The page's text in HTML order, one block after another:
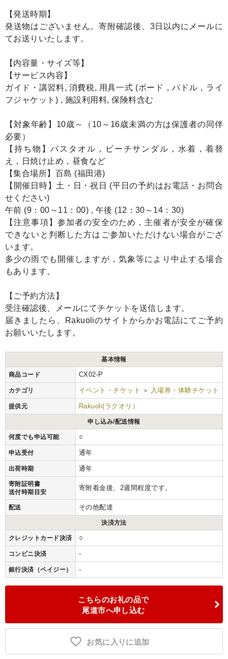
【発送時期】
発送物はございません。寄附確認後、3日以内にメールに
てお送りいたします。
【内容量・サイズ等】
【サービス内容】
ガイド・講習料, 消費税, 用具一式 (ボード，パドル，ライ
フジャケット) , 施設利用料, 保険料含む
【対象年齢】10歳～（10～16歳未満の方は保護者の同伴
必要）
【持ち物】バスタオル，ビーチサンダル，水着，着替
え，日焼け止め，昼食など
【集合場所】百島 (福田港)
【開催日時】土・日・祝日 (平日の予約はお電話・お問合
せください)
午前 (9：00～11：00) , 午後 (12：30～14：30)
【注意事項】参加者の安全のため，主催者が安全が確保
できないと判断した方はご参加いただけない場合がござ
います。
多少の雨でも開催しますが，気象等により中止する場合
もあります。
【ご予約方法】
受注確認後、メールにてチケットを送信します。
届きましたら、Rakuoliのサイトからかお電話にてご予約
お願いいたします。
基本情報
商品コード CX02-P
カテゴリ イベント・チケット > 入場券・体験チケット
提供元 Rakuoli(ラクオリ）
申し込み/配送情報
何度でも申込可能 ○
申込受付 通年
出荷時期 通年
寄附証明書
送付時期目安
寄附着金後、2週間程度です。
配送 その他配達
決済方法
クレジットカード決済 ○
コンビニ決済 -
銀行決済（ペイジー） -
こちらのお礼の品で
尾道市へ申し込む
お気に入りに追加